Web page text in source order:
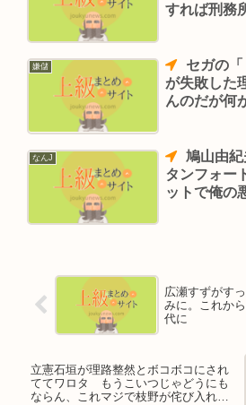
すれば刑務
嫌儲
が失敗した
んのだが何
なんJ
鳩山由紀夫(東大工学部卒ス
タンフォー
ットで俺の
広瀬すずがす
みに。これか
代に
立憲石垣が理路整然とボコボコにされ
ててワロタ もうこいつじゃどうにも
ならん、これマジで枝野が侘び入れる